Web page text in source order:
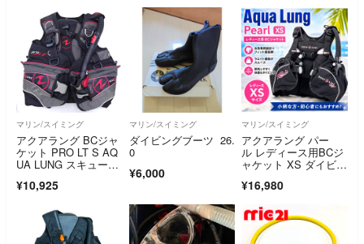
マリン/スイミング
アクアラング BCジャ
ケット PRO LT S AQ
UA LUNG スキューバ
¥10,925
マリン/スイミング
ダイビングブーツ 26.
0
¥6,000
マリン/スイミング
アクアラング パー
ル レディース用BCジ
ャケット XS ダイビン
¥16,980